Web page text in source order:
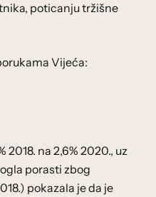
poticanju tržišne
Vijeća:
na 2,6% 2020., uz
porasti zbog
pokazala je da je